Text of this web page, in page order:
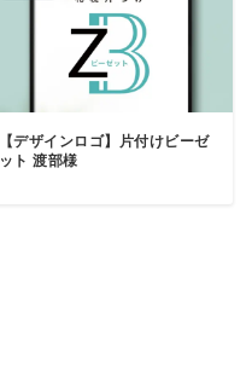
【デザインロゴ】片付けビーゼ
ット 渡部様